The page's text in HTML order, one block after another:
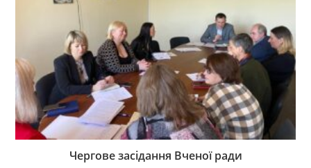
Чергове засідання Вченої ради